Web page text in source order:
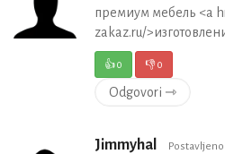
премиум мебель <a
zakaz.ru/
👍0 👎0
Odgovori ⇾
Jimmyhal Postavljeno